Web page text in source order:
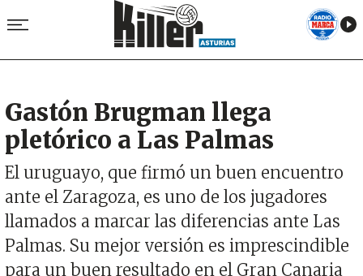
Gastón Brugman llega
pletórico a Las Palmas
El uruguayo, que firmó un buen encuentro
ante el Zaragoza, es uno de los jugadores
llamados a marcar las diferencias ante Las
Palmas. Su mejor versión es imprescindible
para un buen resultado en el Gran Canaria